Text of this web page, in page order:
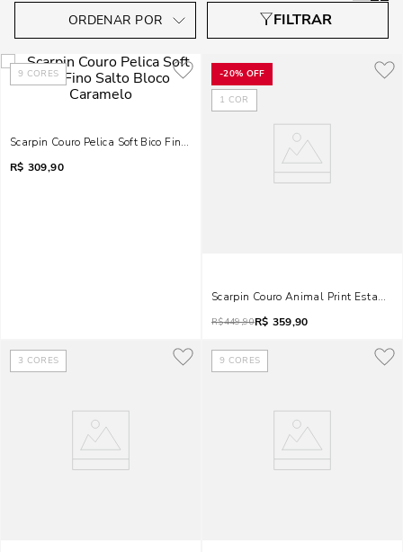
9 CORES
Scarpin Couro Pelica Soft Bico Fino Salto Bloco Caramelo
R$ 309,90
-20% OFF
1 COR
Scarpin Couro Animal Print
R$449,90R$ 359,90
3 CORES 9 CORES